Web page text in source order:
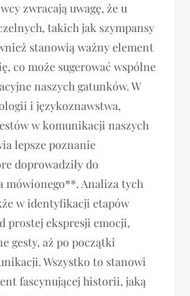
zwracają uwagę, że u
takich jak szympansy
stanowią ważny element
co może sugerować wspólne
naszych gatunków. W
i językoznawstwa,
w komunikacji naszych
lepsze poznanie
doprowadziły do
mówionego**. Analiza tych
w identyfikacji etapów
prostej ekspresji emocji,
gesty, aż po początki
Wszystko to stanowi
fascynującej historii, jaką